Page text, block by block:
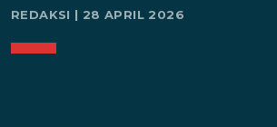
REDAKSI | 28 APRIL 2026